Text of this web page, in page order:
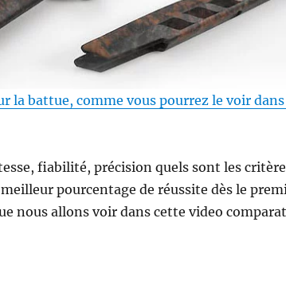
la battue, comme vous pourrez le voir
fiabilité, précision quels sont les
pourcentage de réussite dès le
nous allons voir dans cette video
point rouge ou lunette de tir (video) ? »